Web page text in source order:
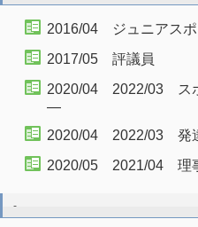
2016/04 ジュニアス
2017/05 評議員
2020/04 2022/03 ス
―
2020/04 2022/03 発
2020/05 2021/04 理
-